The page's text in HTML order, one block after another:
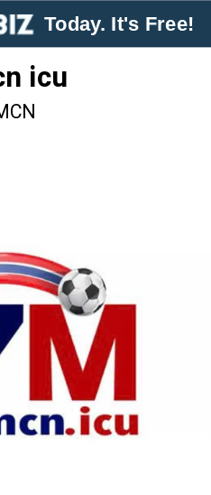
Today. It's Free!
icu